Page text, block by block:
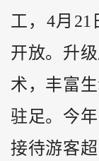
工，4月
开放。升
术，丰富
驻足。今
接待游客